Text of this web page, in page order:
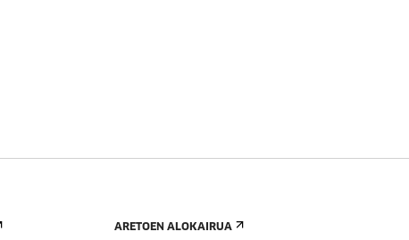
ARETOEN ALOKAIRUA